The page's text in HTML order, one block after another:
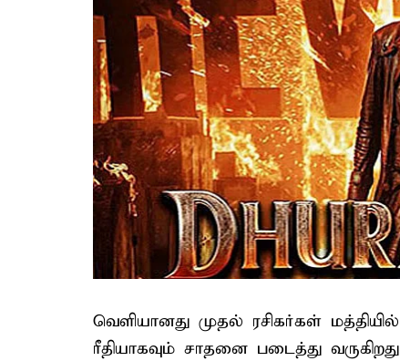
வெளியானது முதல் ரசிகர்கள்
ரீதியாகவும் சாதனை படைத்து